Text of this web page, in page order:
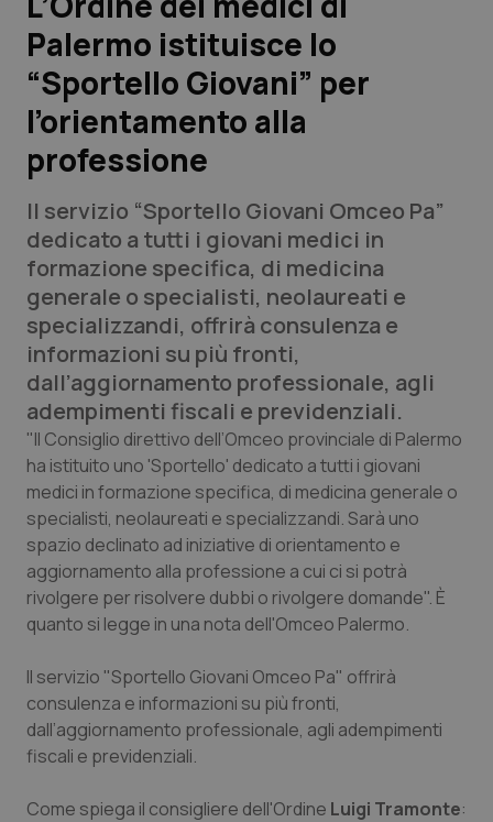
Scienza e Farmaci
Studi e Analisi
Lettere al direttore
Edizioni Regionali
QS Pro
Professionisti Sanitari.AI
Abruzzo
Basilicata
Calabria
Campania
Emilia-Romagna
Friuli Venezia Giulia
Lazio
QS Pro Gold
Artrite & artrosi
Asma & BPCO
Car-T
Colesterolo & coronaropatie
Dermatite Atopica
Diabete & glucometri
QS Club Newsletter
Palermo istituisce lo
“Sportello Giovani” per
l’orientamento alla
professione
Il servizio “Sportello Giovani Omceo Pa”
dedicato a tutti i giovani medici in
formazione specifica, di medicina
generale o specialisti, neolaureati e
specializzandi, offrirà consulenza e
informazioni su più fronti,
dall’aggiornamento professionale, agli
adempimenti fiscali e previdenziali.
"Il Consiglio direttivo dell’Omceo provinciale di Palermo
ha istituito uno 'Sportello' dedicato a tutti i giovani
medici in formazione specifica, di medicina generale o
specialisti, neolaureati e specializzandi. Sarà uno
spazio declinato ad iniziative di orientamento e
aggiornamento alla professione a cui ci si potrà
rivolgere per risolvere dubbi o rivolgere domande". È
quanto si legge in una nota dell'Omceo Palermo.
Il servizio "Sportello Giovani Omceo Pa" offrirà
consulenza e informazioni su più fronti,
dall’aggiornamento professionale, agli adempimenti
fiscali e previdenziali.
Come spiega il consigliere dell'Ordine Luigi Tramonte: